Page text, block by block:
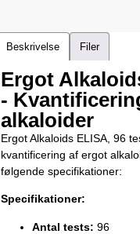
Beskrivelse Filer
Ergot
-
alkaloider
Ergot Alkaloids ELISA, 96
kvantificering af ergot
følgende specifikationer:
Specifikationer:
Antal tests: 96